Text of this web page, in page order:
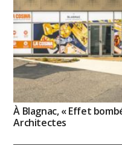
À Blagnac, « Effet
Architectes